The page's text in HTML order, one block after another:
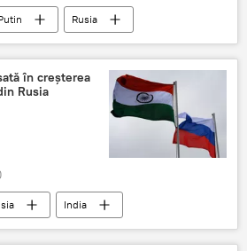
Rusia
în creșterea
Rusia
India